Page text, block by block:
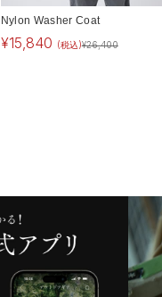
Nylon Washer Coat
¥15,840 (税込)¥26,400